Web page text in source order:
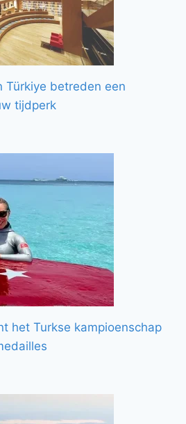
Türkiye betreden een
tijdperk
het Turkse kampioenschap